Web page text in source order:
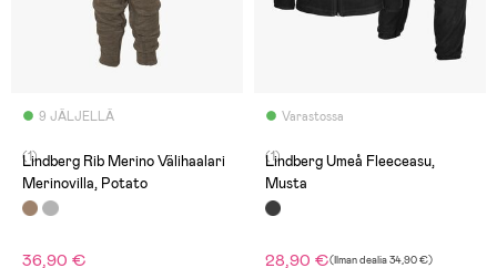
9 JÄLJELLÄ
(1)
Lindberg Rib Merino Välihaalari
Merinovilla, Potato
36,90 €
Varastossa
(1)
Lindberg Umeå Fleeceasu,
Musta
28,90 €(Ilman dealia34,90 €)